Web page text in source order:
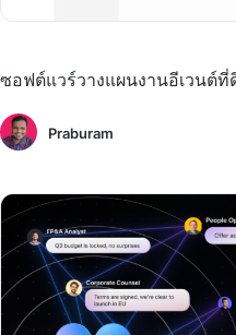
ซอฟต์แวร์วางแผนงานอีเวนต์
Praburam